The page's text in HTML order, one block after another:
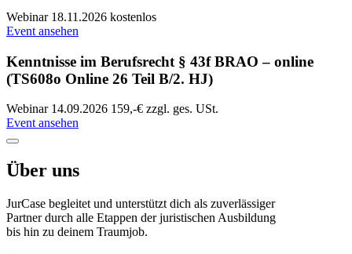
Webinar 18.11.2026 kostenlos
Event ansehen
Kenntnisse im Berufsrecht § 43f BRAO – online
(TS608o Online 26 Teil B/2. HJ)
Webinar 14.09.2026 159,-€ zzgl. ges. USt.
Event ansehen
Über uns
JurCase begleitet und unterstützt dich als zuverlässiger
Partner durch alle Etappen der juristischen Ausbildung
bis hin zu deinem Traumjob.